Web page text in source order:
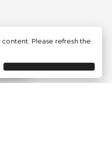
Please refresh the